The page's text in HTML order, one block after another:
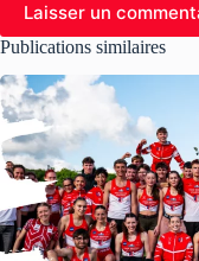
Laisser un
Publications similaires